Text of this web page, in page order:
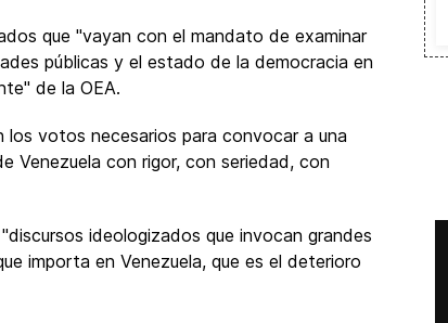
que "vayan con el mandato de examinar
públicas y el estado de la democracia en
de la OEA.
votos necesarios para convocar a una
Venezuela con rigor, con seriedad, con
ideologizados que invocan grandes
importa en Venezuela, que es el deterioro